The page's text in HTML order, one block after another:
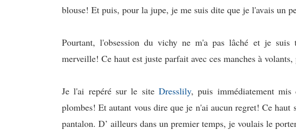
blouse! Et puis, pour la jupe, je me suis dite que je l'avais un
Pourtant, l'obsession du vichy ne m'a pas lâché et je suis
merveille! Ce haut est juste parfait avec ces manches à
Je l'ai repéré sur le site Dresslily, puis immédiatement
plombes! Et autant vous dire que je n'ai aucun regret! Ce haut
pantalon. D’ ailleurs dans un premier temps, je voulais le